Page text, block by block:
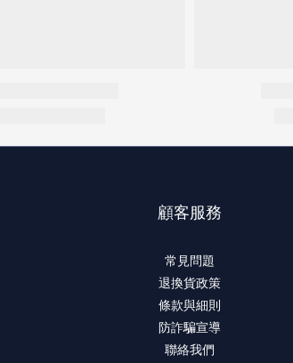
顧客服務
常見問題
退換貨政策
條款與細則
防詐騙宣導
聯絡我們